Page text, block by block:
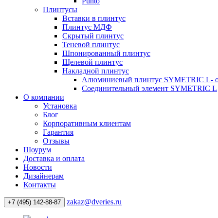
Плинтусы
Вставки в плинтус
Плинтус МДФ
Скрытый плинтус
Теневой плинтус
Шпонированный плинтус
Щелевой плинтус
Накладной плинтус
Алюминиевый плинтус SYMETRIC L-
Соединительный элемент SYMETRIC L
О компании
Установка
Блог
Корпоративным клиентам
Гарантия
Отзывы
Шоурум
Доставка и оплата
Новости
Дизайнерам
Контакты
+7 (495) 142-88-87 zakaz@dveries.ru